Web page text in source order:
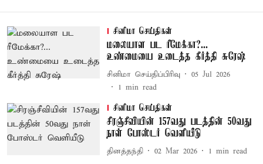
சினிமா செய்திகள்
மலையாள பட ரீமேக்கா?...
உண்மையை உடைத்த கீர்த்தி சுரேஷ்
சினிமா செய்திப்பிரிவு
05 Jul 2026
1 min read
சினிமா செய்திகள்
சிரஞ்சீவியின் 157வது படத்தின் 50வது
நாள் போஸ்டர் வெளியீடு
தினத்தந்தி 02 Mar 2026 1 min read